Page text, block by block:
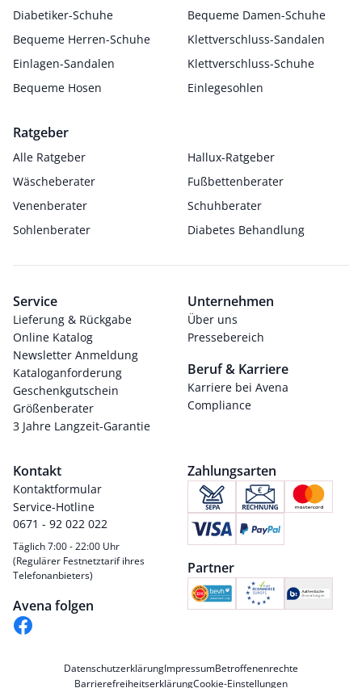
Diabetiker-Schuhe
Bequeme Damen-Schuhe
Bequeme Herren-Schuhe
Klettverschluss-Sandalen
Einlagen-Sandalen
Klettverschluss-Schuhe
Bequeme Hosen
Einlegesohlen
Ratgeber
Alle Ratgeber
Hallux-Ratgeber
Wäscheberater
Fußbettenberater
Venenberater
Schuhberater
Sohlenberater
Diabetes Behandlung
Service
Lieferung & Rückgabe
Online Katalog
Newsletter Anmeldung
Kataloganforderung
Geschenkgutschein
Größenberater
3 Jahre Langzeit-Garantie
Unternehmen
Über uns
Pressebereich
Beruf & Karriere
Karriere bei Avena
Compliance
Kontakt
Kontaktformular
Service-Hotline
0671 - 92 022 022
Täglich 7:00 - 22:00 Uhr
(Regulärer Festnetztarif ihres
Telefonanbieters)
Avena folgen
Zahlungsarten
Partner
DatenschutzerklärungImpressumBetroffenenrechte
BarrierefreiheitserklärungCookie-Einstellungen